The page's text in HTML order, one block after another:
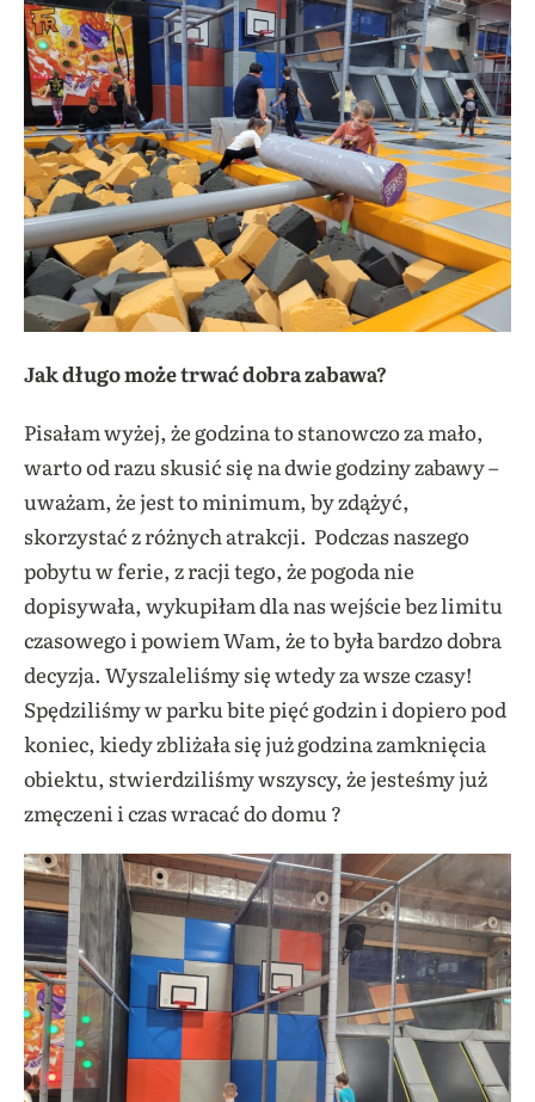
Jak długo może trwać dobra zabawa?
Pisałam wyżej, że godzina to stanowczo za mało,
warto od razu skusić się na dwie godziny zabawy –
uważam, że jest to minimum, by zdążyć,
skorzystać z różnych atrakcji. Podczas naszego
pobytu w ferie, z racji tego, że pogoda nie
dopisywała, wykupiłam dla nas wejście bez limitu
czasowego i powiem Wam, że to była bardzo dobra
decyzja. Wyszaleliśmy się wtedy za wsze czasy!
Spędziliśmy w parku bite pięć godzin i dopiero pod
koniec, kiedy zbliżała się już godzina zamknięcia
obiektu, stwierdziliśmy wszyscy, że jesteśmy już
zmęczeni i czas wracać do domu ?